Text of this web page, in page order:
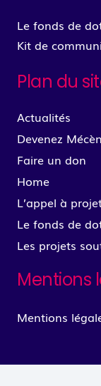
Le fonds de
Kit de
Plan du
Actualités
Devenez
Faire un don
Home
L’appel à
Le fonds de
Les projets
Mentions
Mentions